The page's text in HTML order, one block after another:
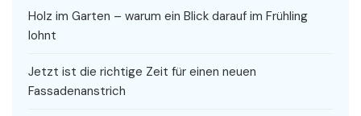
Holz im Garten – warum ein Blick darauf im Frühling
lohnt
Jetzt ist die richtige Zeit für einen neuen
Fassadenanstrich